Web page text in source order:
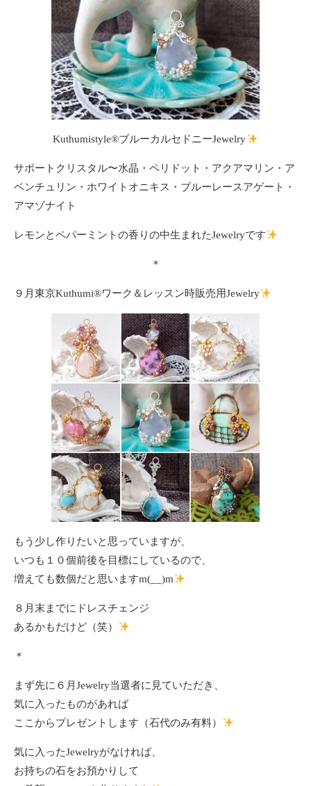
Kuthumistyle®️ブルーカルセドニーJewelry
サポートクリスタル〜水晶・ペリドット・アクアマリン・ア
ベンチュリン・ホワイトオニキス・ブルーレースアゲート・
アマゾナイト
レモンとペパーミントの香りの中生まれたJewelryです
＊
９月東京Kuthumi®️ワーク＆レッスン時販売用Jewelry
もう少し作りたいと思っていますが、
いつも１０個前後を目標にしているので、
増えても数個だと思いますm(__)m
８月末までにドレスチェンジ
あるかもだけど（笑）
＊
まず先に６月Jewelry当選者に見ていただき、
気に入ったものがあれば
ここからプレゼントします（石代のみ有料）
気に入ったJewelryがなければ、
お持ちの石をお預かりして